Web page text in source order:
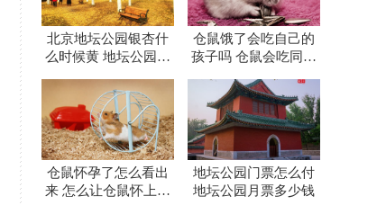
北京地坛公园银杏什
么时候黄 地坛公园银
仓鼠饿了会吃自己的
孩子吗 仓鼠会吃同伴
仓鼠怀孕了怎么看出
来 怎么让仓鼠怀上宝
地坛公园门票怎么付
地坛公园月票多少钱